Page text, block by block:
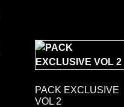
PACK EXCLUSIVE
VOL 2